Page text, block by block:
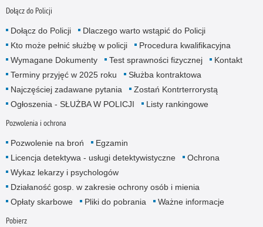
Dołącz do Policji
Dołącz do Policji
Dlaczego warto wstąpić do Policji
Kto może pełnić służbę w policji
Procedura kwalifikacyjna
Wymagane Dokumenty
Test sprawności fizycznej
Kontakt
Terminy przyjęć w 2025 roku
Służba kontraktowa
Najczęściej zadawane pytania
Zostań Kontrterrorystą
Ogłoszenia - SŁUŻBA W POLICJI
Listy rankingowe
Pozwolenia i ochrona
Pozwolenie na broń
Egzamin
Licencja detektywa - usługi detektywistyczne
Ochrona
Wykaz lekarzy i psychologów
Działaność gosp. w zakresie ochrony osób i mienia
Opłaty skarbowe
Pliki do pobrania Ważne informacje
Pobierz